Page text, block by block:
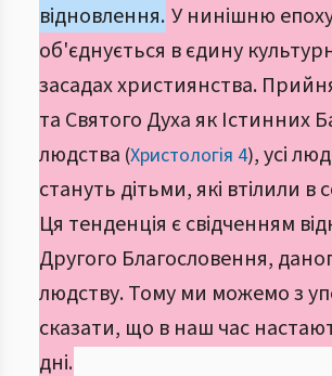
відновлення. У нинішню епоху
об'єднується в єдину
засадах християнства.
та Святого Духа як Істинних
людства (Христологія 4), усі
стануть дітьми, які втілили в
Ця тенденція є свідченням
Другого Благословення,
людству. Тому ми можемо з
сказати, що в наш час
дні.